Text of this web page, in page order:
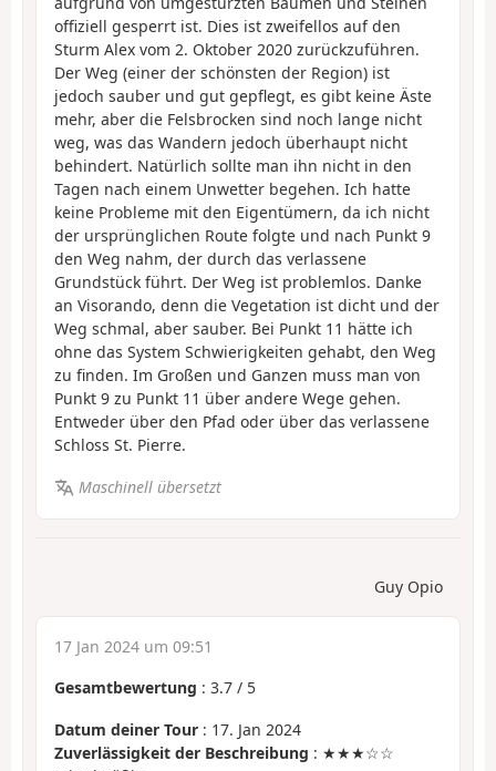
offiziell gesperrt ist. Dies ist zweifellos auf den
Sturm Alex vom 2. Oktober 2020 zurückzuführen.
Der Weg (einer der schönsten der Region) ist
jedoch sauber und gut gepflegt, es gibt keine Äste
mehr, aber die Felsbrocken sind noch lange nicht
weg, was das Wandern jedoch überhaupt nicht
behindert. Natürlich sollte man ihn nicht in den
Tagen nach einem Unwetter begehen. Ich hatte
keine Probleme mit den Eigentümern, da ich nicht
der ursprünglichen Route folgte und nach Punkt 9
den Weg nahm, der durch das verlassene
Grundstück führt. Der Weg ist problemlos. Danke
an Visorando, denn die Vegetation ist dicht und der
Weg schmal, aber sauber. Bei Punkt 11 hätte ich
ohne das System Schwierigkeiten gehabt, den Weg
zu finden. Im Großen und Ganzen muss man von
Punkt 9 zu Punkt 11 über andere Wege gehen.
Entweder über den Pfad oder über das verlassene
Schloss St. Pierre.
Maschinell übersetzt
Guy Opio
17 Jan 2024 um 09:51
Gesamtbewertung : 3.7 / 5
Datum deiner Tour : 17. Jan 2024
Zuverlässigkeit der Beschreibung : ★★★☆☆